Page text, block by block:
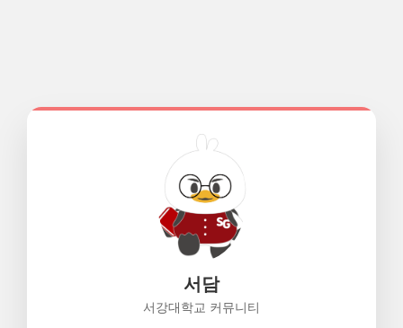
서담
서강대학교 커뮤니티